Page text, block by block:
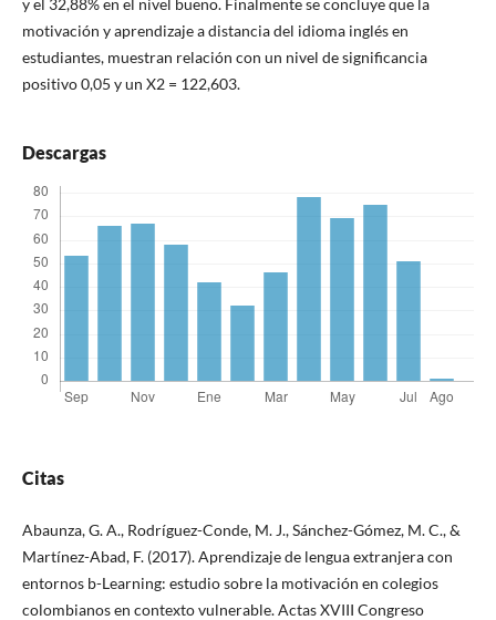
motivación y aprendizaje a distancia del idioma inglés en
estudiantes, muestran relación con un nivel de significancia
positivo 0,05 y un X2 = 122,603.
Descargas
Citas
Abaunza, G. A., Rodríguez-Conde, M. J., Sánchez-Gómez, M. C., &
Martínez-Abad, F. (2017). Aprendizaje de lengua extranjera con
entornos b-Learning: estudio sobre la motivación en colegios
colombianos en contexto vulnerable. Actas XVIII Congreso